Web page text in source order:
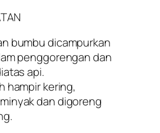
bumbu dicampurkan
penggorengan dan
api.
hampir kering,
dan digoreng